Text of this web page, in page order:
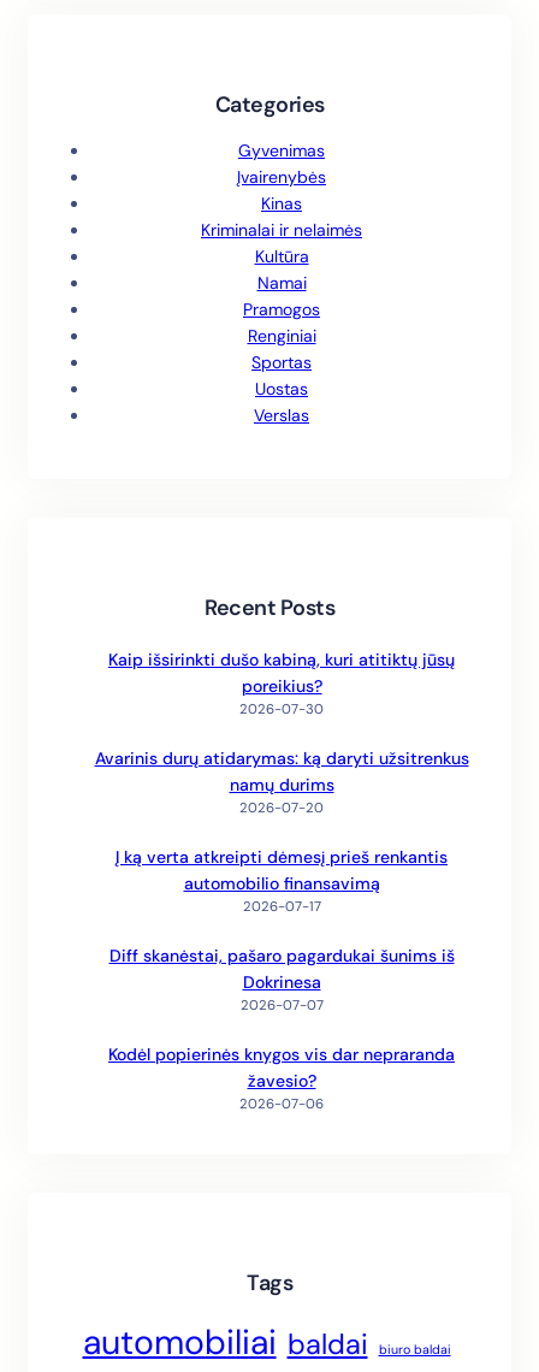
Categories
Gyvenimas
Įvairenybės
Kinas
Kriminalai ir nelaimės
Kultūra
Namai
Pramogos
Renginiai
Sportas
Uostas
Verslas
Recent Posts
Kaip išsirinkti dušo kabiną, kuri atitiktų jūsų
poreikius?
2026-07-30
Avarinis durų atidarymas: ką daryti užsitrenkus
namų durims
2026-07-20
Į ką verta atkreipti dėmesį prieš renkantis
automobilio finansavimą
2026-07-17
Diff skanėstai, pašaro pagardukai šunims iš
Dokrinesa
2026-07-07
Kodėl popierinės knygos vis dar nepraranda
žavesio?
2026-07-06
Tags
automobiliai baldai biuro baldai